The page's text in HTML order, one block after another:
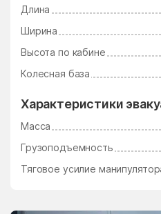
Длина
Ширина
Высота по кабине
Колесная база
Характеристики
Масса
Грузоподъемность
Тяговое усилие
Ушаково
Федино
Федюково
Фрязино
центр альной усадьбы